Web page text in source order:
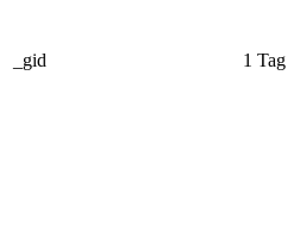
_gid 1 Tag